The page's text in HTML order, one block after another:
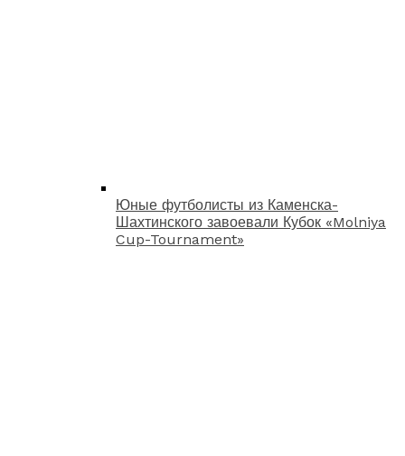
Юные футболисты из Каменска-
Шахтинского завоевали Кубок «Molniya
Cup-Tournament»